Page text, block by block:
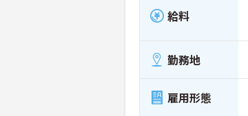
給料
勤務地
雇用形態